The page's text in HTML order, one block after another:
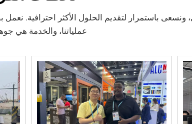
باستمرار لتقديم الحلول الأكثر احترافية.
عملياتنا، والخدمة هي